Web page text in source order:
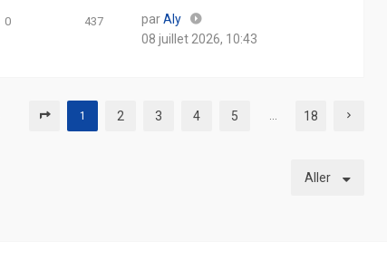
0 437 parAly
08 juillet 2026, 10:43
1 2 3 4 5 … 18
Aller